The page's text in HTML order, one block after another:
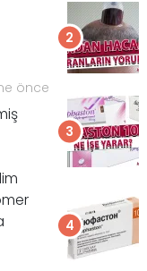
önce